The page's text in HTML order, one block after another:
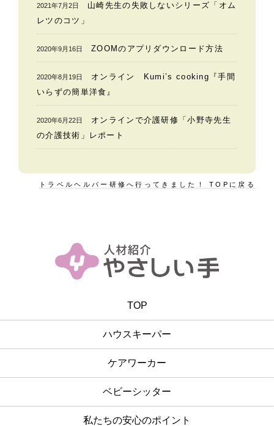
2021年7月2日
山崎先生の失敗しないシリーズ「オム
レツのコツ」
2020年9月16日 ZOOMのアプリダウンロード方法
2020年8月19日
オンライン Kumi’s cooking『手間
いらずの簡単洋食』
2020年6月22日
オンラインで介護研修「小野寺先生
の介護技術」レポート
トラベルヘルパー研修へ行ってきました！ TOPに戻る
TOP
ハウスキーパー
ケアワーカー
ベビーシッター
私たちの安心のポイント